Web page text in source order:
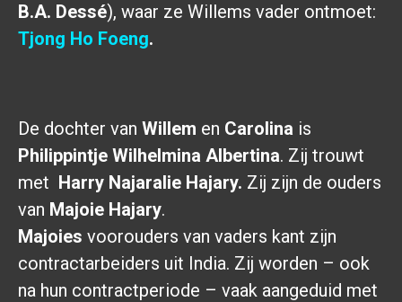
B.A. Dessé), waar ze Willems vader ontmoet:
Tjong Ho Foeng.
De dochter van Willem en Carolina is
Philippintje Wilhelmina Albertina. Zij trouwt
met Harry Najaralie Hajary. Zij zijn de ouders
van Majoie Hajary.
Majoies voorouders van vaders kant zijn
contractarbeiders uit India. Zij worden – ook
na hun contractperiode – vaak aangeduid met